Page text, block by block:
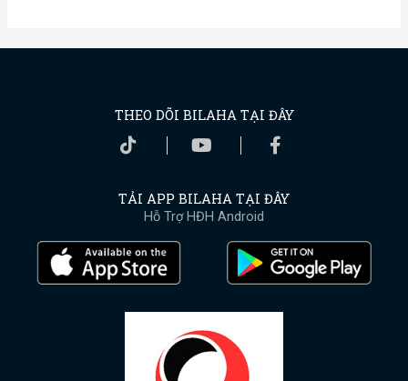
THEO DÕI BILAHA TẠI ĐÂY
TẢI APP BILAHA TẠI ĐÂY
Hỗ Trợ HĐH Android